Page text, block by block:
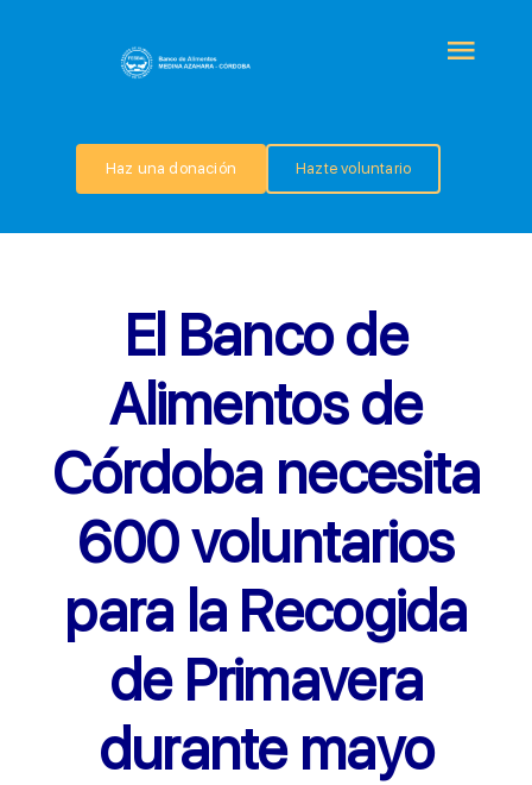
QUIÉNES SOMOS
TRANSPARENCIA
NOTICIAS
CONTACTO
Haz una donación Hazte voluntario
El Banco de
Alimentos de
Córdoba necesita
600 voluntarios
para la Recogida
de Primavera
durante mayo